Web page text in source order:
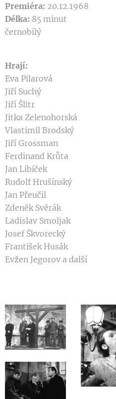
Premiéra: 20.12.1968
Délka: 85 minut
černobílý
Hrají:
Eva Pilarová
Jiří Suchý
Jiří Šlitr
Jitka Zelenohorská
Vlastimil Brodský
Jiří Grossman
Ferdinand Krůta
Jan Libíček
Rudolf Hrušínský
Jan Přeučil
Zdeněk Svěrák
Ladislav Smoljak
Josef Škvorecký
František Husák
Evžen Jegorov a další